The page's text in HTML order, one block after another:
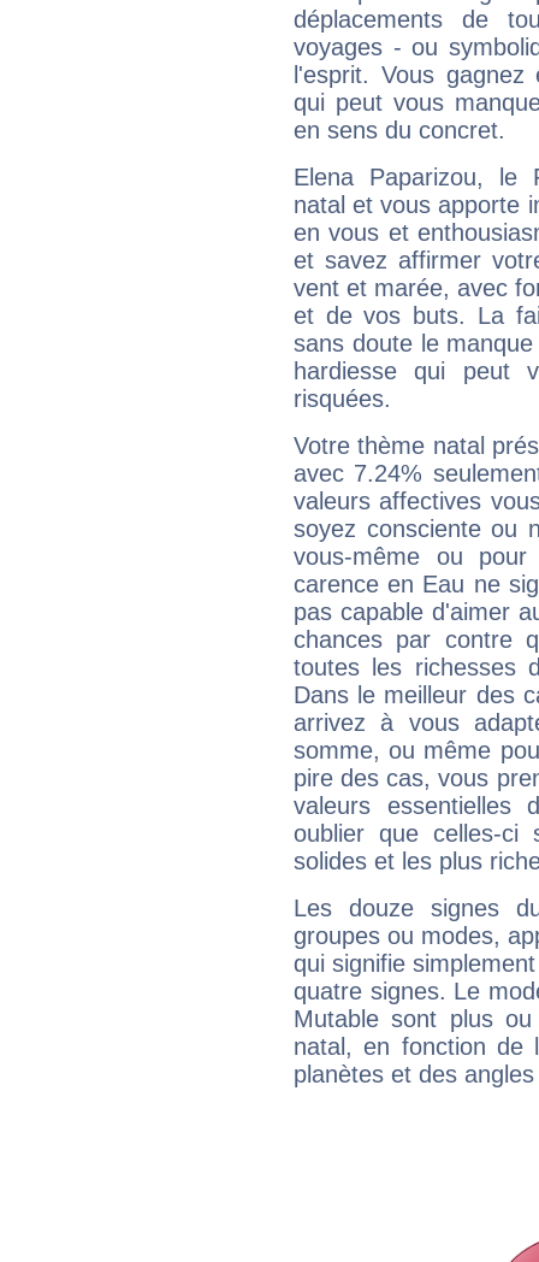
déplacements de
voyages - ou
l'esprit. Vous
qui peut vous
en sens du concret.
Elena Paparizou, le
natal et vous apporte
en vous et
et savez affirmer
vent et marée, avec
et de vos buts. La
sans doute le
hardiesse qui peut
risquées.
Votre thème natal
avec 7.24%
valeurs affectives
soyez consciente ou
vous-même ou
carence en Eau ne
pas capable d'aimer
chances par contre
toutes les richesses
Dans le meilleur des
arrivez à vous
somme, ou même
pire des cas, vous
valeurs
oublier que celles-
solides et les plus
Les douze signes
groupes ou modes,
qui signifie
quatre signes. Le
Mutable sont plus
natal, en fonction de
planètes et des